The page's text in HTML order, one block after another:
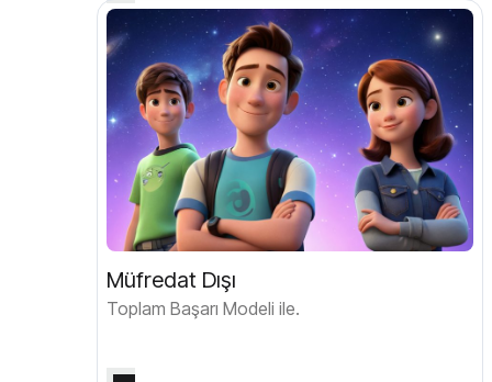
Müfredat Dışı
Toplam Başarı Modeli ile.